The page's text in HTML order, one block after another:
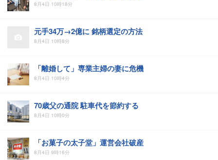
8月4日 10時18分
元手34万→2億に 銘柄選定の方法
8月4日 10時8分
「離婚して」専業主婦の妻に危機
8月4日 10時4分
70歳父の通院 駐車代を節約する
8月4日 10時0分
「お菓子の太子堂」運営会社破産
8月4日 9時16分